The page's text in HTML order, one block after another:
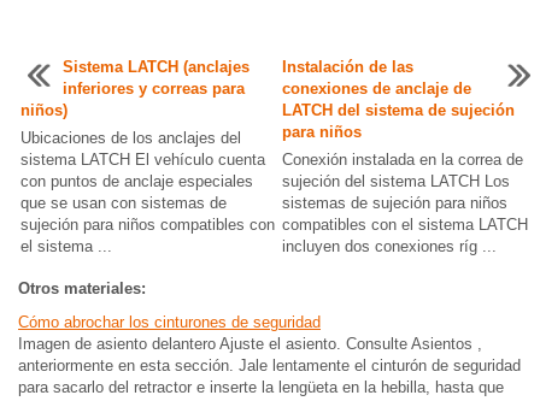
Sistema LATCH (anclajes
inferiores y correas para
niños)
Ubicaciones de los anclajes del
sistema LATCH El vehículo cuenta
con puntos de anclaje especiales
que se usan con sistemas de
sujeción para niños compatibles con
el sistema ...
Instalación de las
conexiones de anclaje de
LATCH del sistema de sujeción
para niños
Conexión instalada en la correa de
sujeción del sistema LATCH Los
sistemas de sujeción para niños
compatibles con el sistema LATCH
incluyen dos conexiones ríg ...
Otros materiales:
Cómo abrochar los cinturones de seguridad
Imagen de asiento delantero Ajuste el asiento. Consulte Asientos ,
anteriormente en esta sección. Jale lentamente el cinturón de seguridad
para sacarlo del retractor e inserte la lengüeta en la hebilla, hasta que